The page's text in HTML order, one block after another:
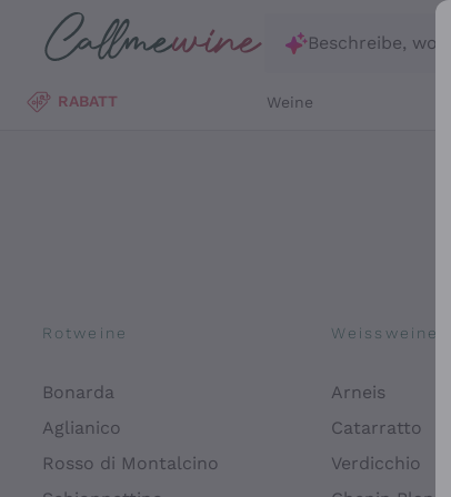
Zum Hauptinhalt springen
Beschreibe,
RABATT Weine
Rotweine
Bonarda
Aglianico
Rosso di Montalcino
Weissweine
Arneis
Catarratto
Verdicchio